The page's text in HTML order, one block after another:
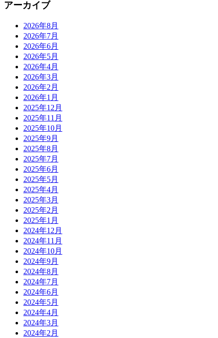
アーカイブ
2026年8月
2026年7月
2026年6月
2026年5月
2026年4月
2026年3月
2026年2月
2026年1月
2025年12月
2025年11月
2025年10月
2025年9月
2025年8月
2025年7月
2025年6月
2025年5月
2025年4月
2025年3月
2025年2月
2025年1月
2024年12月
2024年11月
2024年10月
2024年9月
2024年8月
2024年7月
2024年6月
2024年5月
2024年4月
2024年3月
2024年2月